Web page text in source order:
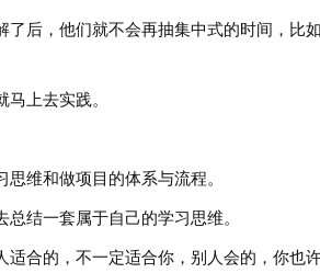
后，他们就不会再抽集中式的时间，比
上去实践。
维和做项目的体系与流程。
结一套属于自己的学习思维。
合的，不一定适合你，别人会的，你也